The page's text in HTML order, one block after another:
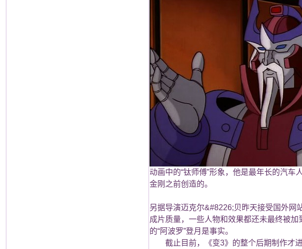
动画中的“钛师傅”形象，他是最年长的汽
金刚之前创造的。
另据导演迈克尔&#8226;贝昨天接受国外网
成片质量，一些人物和效果都还未最终被
的“阿波罗”登月是事实。
截止目前，《变3》的整个后期制作才进